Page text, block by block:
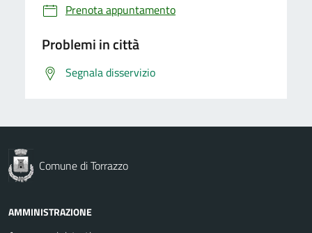
Prenota appuntamento
Problemi in città
Segnala disservizio
Comune di Torrazzo
AMMINISTRAZIONE